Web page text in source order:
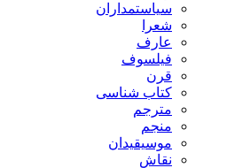
سیاستمداران
شعرا
عارف
فیلسوف
قرن
کتاب شناسی
مترجم
منجم
موسیقیدان
نقاش